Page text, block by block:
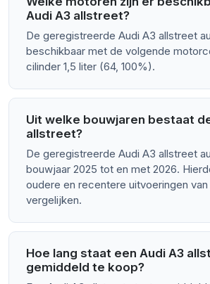
Audi A3 allstreet?
De geregistreerde Audi A3 allstreet
beschikbaar met de volgende
cilinder 1,5 liter (64, 100%).
Uit welke bouwjaren bestaat
allstreet?
De geregistreerde Audi A3 allstreet
bouwjaar 2025 tot en met 2026.
oudere en recentere uitvoeringen
vergelijken.
Hoe lang staat een Audi A3
gemiddeld te koop?